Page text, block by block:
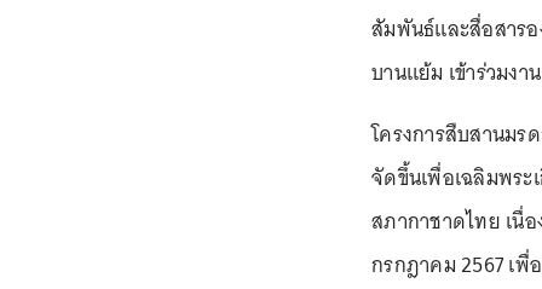
สัมพันธ์และสื่อสาร
บานแย้ม เข้าร่วมง
โครงการสืบสานม
จัดขึ้นเพื่อเฉลิมพร
สภากาชาดไทย เนื่
กรกฎาคม 2567 เพื่